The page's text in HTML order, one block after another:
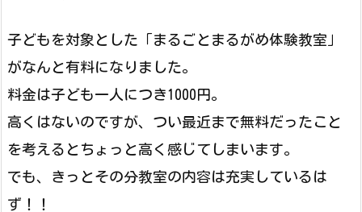
子どもを対象とした「まるごとまるがめ体験教室」
がなんと有料になりました。
料金は子ども一人につき1000円。
高くはないのですが、つい最近まで無料だったこと
を考えるとちょっと高く感じてしまいます。
でも、きっとその分教室の内容は充実しているは
ず！！